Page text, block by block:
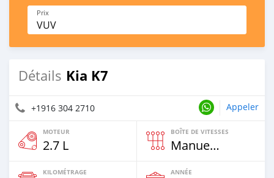
Prix
VUV
Détails Kia K7
+1916 304 2710 Appeler
MOTEUR
2.7 L
BOÎTE DE VITESSES
Manuelle
KILOMÉTRAGE ANNÉE